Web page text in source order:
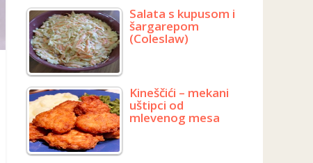
Salata s kupusom i
šargarepom
(Coleslaw)
Kineščići – mekani
uštipci od
mlevenog mesa